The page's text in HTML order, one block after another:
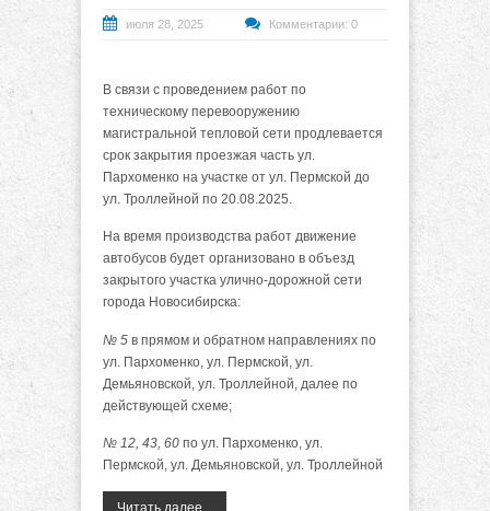
июля 28, 2025 Комментарии: 0
В связи с проведением работ по
техническому перевооружению
магистральной тепловой сети продлевается
срок закрытия проезжая часть ул.
Пархоменко на участке от ул. Пермской до
ул. Троллейной по 20.08.2025.
На время производства работ движение
автобусов будет организовано в объезд
закрытого участка улично-дорожной сети
города Новосибирска:
№ 5 в прямом и обратном направлениях по
ул. Пархоменко, ул. Пермской, ул.
Демьяновской, ул. Троллейной, далее по
действующей схеме;
№ 12, 43, 60 по ул. Пархоменко, ул.
Пермской, ул. Демьяновской, ул. Троллейной